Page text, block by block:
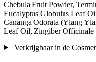
Chebula Fruit Powder,
Eucalyptus Globulus Leaf
Cananga Odorata (Ylang
Leaf Oil, Zingiber Officinale
Verkrijgbaar in de